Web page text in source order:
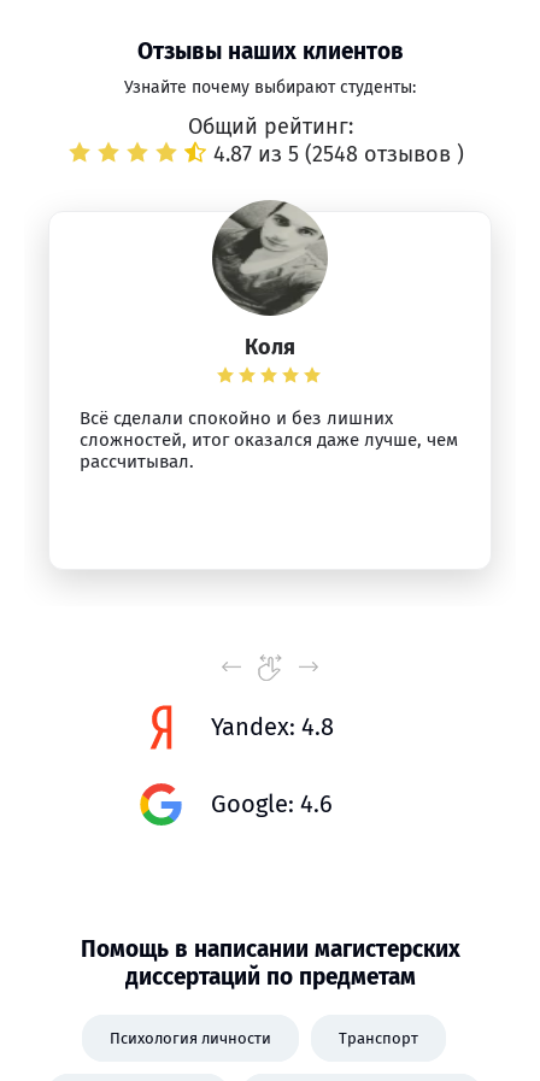
Отзывы наших клиентов
Узнайте почему выбирают студенты:
Общий рейтинг:
4.87 из 5 (2548 отзывов )
Коля
Всё сделали спокойно и без лишних
сложностей, итог оказался даже лучше, чем
рассчитывал.
Yandex: 4.8
Google: 4.6
Помощь в написании магистерских
диссертаций по предметам
Психология личности Транспорт